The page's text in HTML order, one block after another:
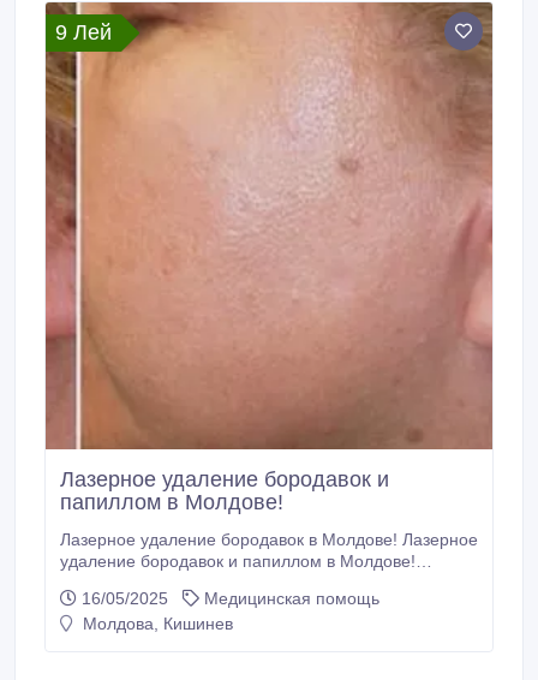
Cabinet chirurgie laser.
9 Лей
Лазерное удаление бородавок и
папиллом в Молдове!
Лазерное удаление бородавок в Молдове! Лазерное
удаление бородавок и папиллом в Молдове!
кабинете лазерной хирургии “LaserMed”!
Преимущества Лазерное удаление бородавок и
16/05/2025
Медицинская помощь
Молдова, Кишинев